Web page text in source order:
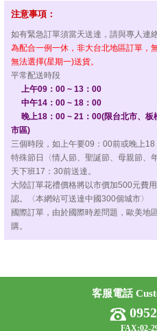
注意事項：
如有緊急訂單須當天送達，請與專人連絡
為配合一例一休，非大台北地區訂單，
無法選擇(星期一)送貨。
平常配送時段
上午09：00 ~ 13：00
中午14：00 ~ 18：00
晚上18：00 ~ 21：00(限台北市、
市區)
三個時段，如上午要09：00前或晚上18
特殊節日〈情人節、聖誕節、母親節、
天下班17：30前送達。
大陸訂單花禮價格將以市價加500元費
認。〈本網站可送達中國300個城市〉
國際訂單，由於國際時差問題，歐美地
購。
客服電話
FAX:02-